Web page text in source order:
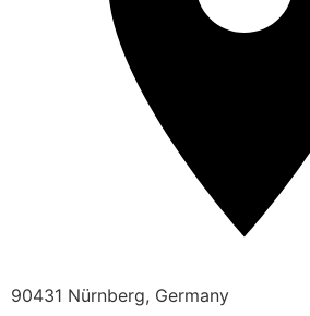
90431 Nürnberg, Germany